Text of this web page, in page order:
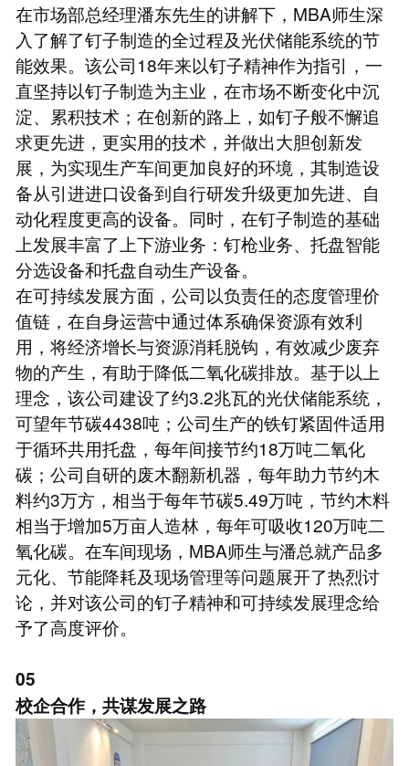
在市场部总经理潘东先生的讲解下，MBA师生深
入了解了钉子制造的全过程及光伏储能系统的节
能效果。该公司18年来以钉子精神作为指引，一
直坚持以钉子制造为主业，在市场不断变化中沉
淀、累积技术；在创新的路上，如钉子般不懈追
求更先进，更实用的技术，并做出大胆创新发
展，为实现生产车间更加良好的环境，其制造设
备从引进进口设备到自行研发升级更加先进、自
动化程度更高的设备。同时，在钉子制造的基础
上发展丰富了上下游业务：钉枪业务、托盘智能
分选设备和托盘自动生产设备。
在可持续发展方面，公司以负责任的态度管理价
值链，在自身运营中通过体系确保资源有效利
用，将经济增长与资源消耗脱钩，有效减少废弃
物的产生，有助于降低二氧化碳排放。基于以上
理念，该公司建设了约3.2兆瓦的光伏储能系统，
可望年节碳4438吨；公司生产的铁钉紧固件适用
于循环共用托盘，每年间接节约18万吨二氧化
碳；公司自研的废木翻新机器，每年助力节约木
料约3万方，相当于每年节碳5.49万吨，节约木料
相当于增加5万亩人造林，每年可吸收120万吨二
氧化碳。在车间现场，MBA师生与潘总就产品多
元化、节能降耗及现场管理等问题展开了热烈讨
论，并对该公司的钉子精神和可持续发展理念给
予了高度评价。
05
校企合作，共谋发展之路